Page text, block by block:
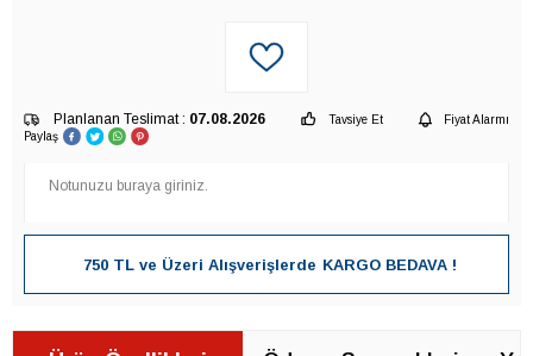
Planlanan Teslimat : 07.08.2026 Tavsiye Et
Fiyat Alarmı
Paylaş
750 TL ve Üzeri Alışverişlerde KARGO BEDAVA !